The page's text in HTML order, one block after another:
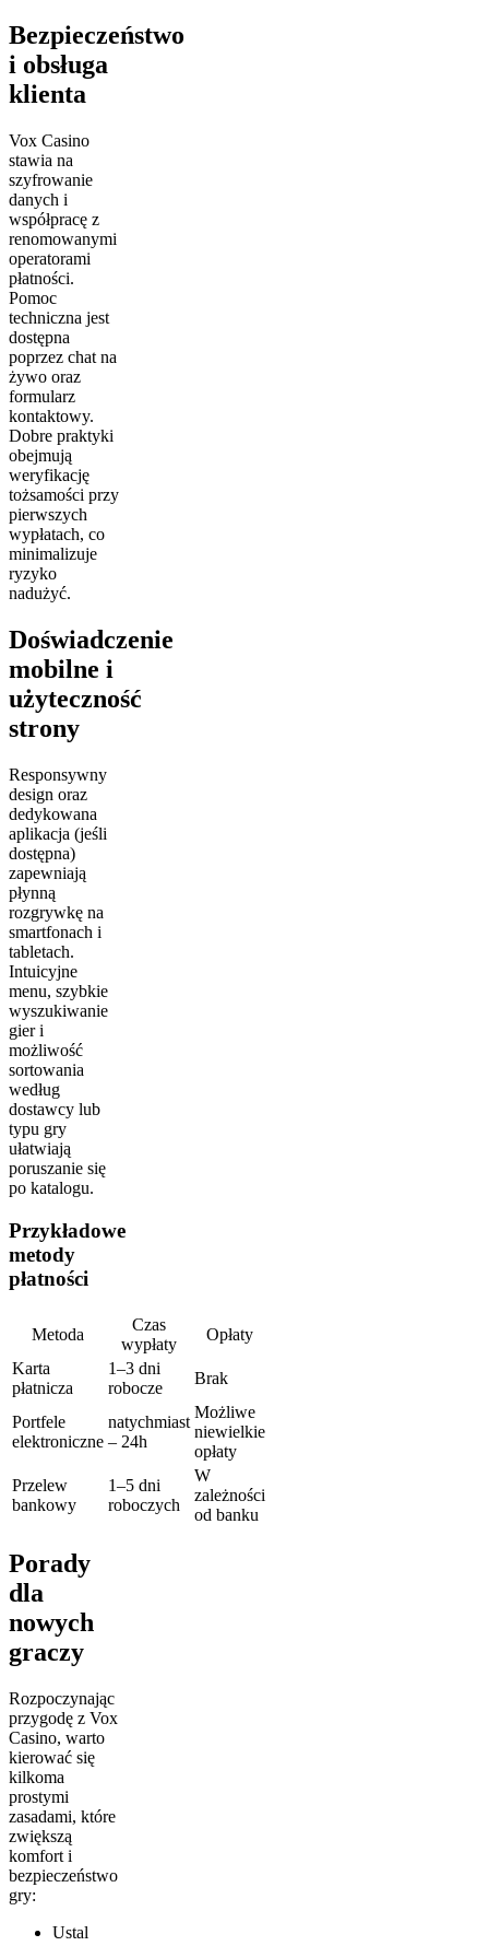
Bezpieczeństwo
i obsługa
klienta
Vox Casino
stawia na
szyfrowanie
danych i
współpracę z
renomowanymi
operatorami
płatności.
Pomoc
techniczna jest
dostępna
poprzez chat na
żywo oraz
formularz
kontaktowy.
Dobre praktyki
obejmują
weryfikację
tożsamości przy
pierwszych
wypłatach, co
minimalizuje
ryzyko
nadużyć.
Doświadczenie
mobilne i
użyteczność
strony
Responsywny
design oraz
dedykowana
aplikacja (jeśli
dostępna)
zapewniają
płynną
rozgrywkę na
smartfonach i
tabletach.
Intuicyjne
menu, szybkie
wyszukiwanie
gier i
możliwość
sortowania
według
dostawcy lub
typu gry
ułatwiają
poruszanie się
po katalogu.
Przykładowe
metody
płatności
Metoda
Czas
wypłaty
Opłaty
Karta
płatnicza
1–3 dni
robocze
Brak
Portfele
elektroniczne
natychmiast
– 24h
Możliwe
niewielkie
opłaty
Przelew
bankowy
1–5 dni
roboczych
W
zależności
od banku
Porady
dla
nowych
graczy
Rozpoczynając
przygodę z Vox
Casino, warto
kierować się
kilkoma
prostymi
zasadami, które
zwiększą
komfort i
bezpieczeństwo
gry:
Ustal